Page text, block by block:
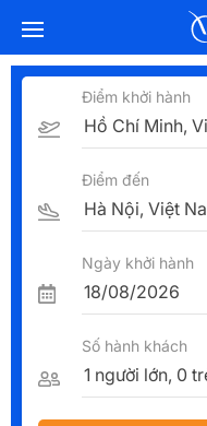
Điểm khởi hành
Điểm đến
Ngày khởi hành
Số hành khách